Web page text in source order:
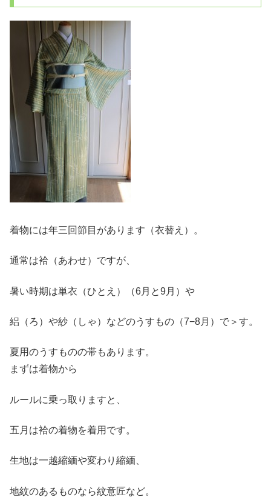
着物には年三回節目があります（衣替え）。
通常は袷（あわせ）ですが、
暑い時期は単衣（ひとえ）（6月と9月）や
絽（ろ）や紗（しゃ）などのうすもの（7−8月）で＞す。
夏用のうすものの帯もあります。
まずは着物から
ルールに乗っ取りますと、
五月は袷の着物を着用です。
生地は一越縮緬や変わり縮緬、
地紋のあるものなら紋意匠など。